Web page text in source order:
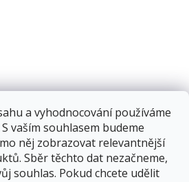
a vyhodnocování používáme
vaším souhlasem budeme
něj zobrazovat relevantnější
Sběr těchto dat nezačneme,
souhlas. Pokud chcete udělit